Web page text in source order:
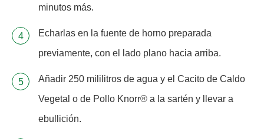
minutos más.
Echarlas en la fuente de horno preparada
previamente, con el lado plano hacia arriba.
Añadir 250 mililitros de agua y el Cacito de Caldo
Vegetal o de Pollo Knorr® a la sartén y llevar a
ebullición.